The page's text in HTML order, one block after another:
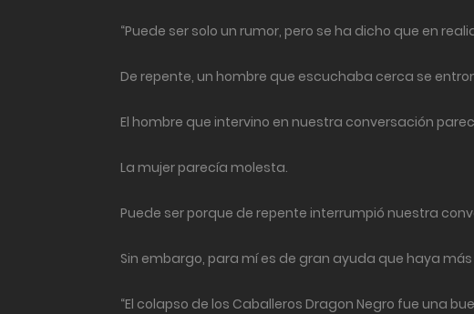
“Puede ser solo un rumor, pero se ha dicho que en
De repente, un hombre que escuchaba cerca se
El hombre que intervino en nuestra conversación
La mujer parecía molesta.
Puede ser porque de repente interrumpió nuestra
Sin embargo, para mí es de gran ayuda que haya
“El colapso de los Caballeros Dragon Negro fue una